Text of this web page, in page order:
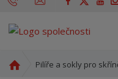
Pilíře a sokly pro